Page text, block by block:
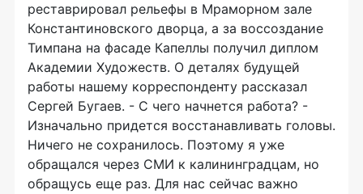
реставрировал рельефы в Мраморном зале
Константиновского дворца, а за воссоздание
Тимпана на фасаде Капеллы получил диплом
Академии Художеств. О деталях будущей
работы нашему корреспонденту рассказал
Сергей Бугаев. - С чего начнется работа? -
Изначально придется восстанавливать головы.
Ничего не сохранилось. Поэтому я уже
обращался через СМИ к калининградцам, но
обращусь еще раз. Для нас сейчас важно